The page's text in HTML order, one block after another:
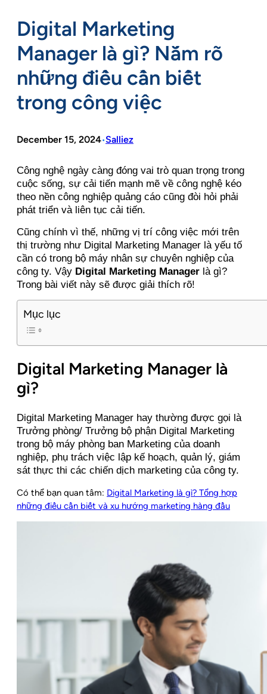
Digital Marketing
Manager là gì? Nắm rõ
những điều cần biết
trong công việc
December 15, 2024•Salliez
Công nghệ ngày càng đóng vai trò quan trọng trong
cuộc sống, sự cải tiến mạnh mẽ về công nghệ kéo
theo nền công nghiệp quảng cáo cũng đòi hỏi phải
phát triển và liên tục cải tiến.
Cũng chính vì thế, những vị trí công việc mới trên
thị trường như Digital Marketing Manager là yếu tố
cần có trong bộ máy nhân sự chuyên nghiệp của
công ty. Vậy Digital Marketing Manager là gì?
Trong bài viết này sẽ được giải thích rõ!
Mục lục
Digital Marketing Manager là
gì?
Digital Marketing Manager hay thường được gọi là
Trưởng phòng/ Trưởng bộ phận Digital Marketing
trong bộ máy phòng ban Marketing của doanh
nghiệp, phụ trách việc lập kế hoạch, quản lý, giám
sát thực thi các chiến dịch marketing của công ty.
Có thể bạn quan tâm: Digital Marketing là gì? Tổng hợp
những điều cần biết và xu hướng marketing hàng đầu